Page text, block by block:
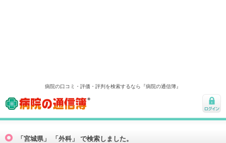
病院の口コミ・評価・評判を検索するなら『病院の通信簿』
病院の通信簿
ログ
「宮城県」 「外科」 で検索しました。